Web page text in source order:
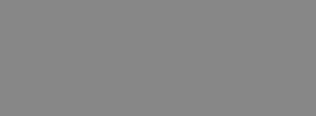
des
d'analyse le
est utilisé